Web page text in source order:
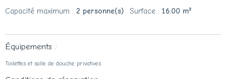
Capacité maximum : 2 personne(s) Surface : 16.00 m²
Équipements :
Toilettes et salle de douche privatives